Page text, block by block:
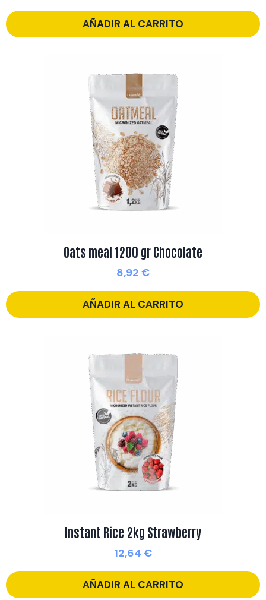
AÑADIR AL CARRITO
Oats meal 1200 gr Chocolate
8,92 €
AÑADIR AL CARRITO
Instant Rice 2kg Strawberry
12,64 €
AÑADIR AL CARRITO